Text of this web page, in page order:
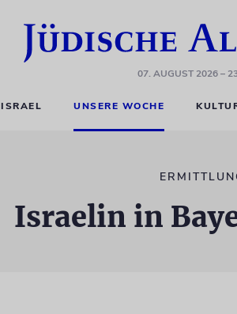
07. AUGUST 2026–
ISRAEL UNSERE WOCHE
Israelin in